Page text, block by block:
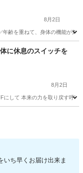
8月2日
を重ねて、身体の機能が気に
に休息のスイッチを
8月2日
して 本来の力を取り戻す呼
いち早くお届け出来ま